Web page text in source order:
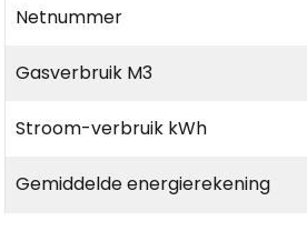
Netnummer
Gasverbruik M3
Stroom-verbruik kWh
Gemiddelde energierekening